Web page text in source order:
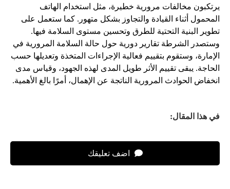
يرتكبون مخالفات مرورية خطيرة، مثل استخدام الهاتف
المحمول أثناء القيادة والتجاوز بشكل متهور. كما ستعمل على
تطوير البنية التحتية للطرق وتحسين مستوى السلامة فيها.
وستصدر الشرطة تقارير دورية حول حالة السلامة المرورية في
الإمارة، وستقوم بتقييم فعالية الإجراءات المتخذة وتعديلها حسب
الحاجة. يبقى تقييم الأثر طويل المدى لهذه الجهود، وقياس مدى
انخفاض الحوادث المرورية الناتجة عن الإهمال، أمرًا بالغ الأهمية.
في هذا المقال:
اضف تعليقك